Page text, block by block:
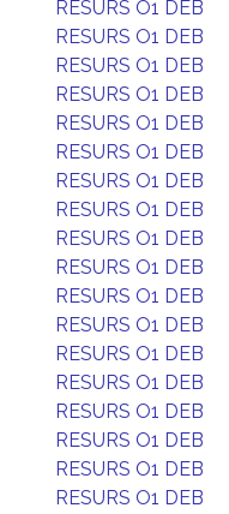
RESURS O1 DEB
RESURS O1 DEB
RESURS O1 DEB
RESURS O1 DEB
RESURS O1 DEB
RESURS O1 DEB
RESURS O1 DEB
RESURS O1 DEB
RESURS O1 DEB
RESURS O1 DEB
RESURS O1 DEB
RESURS O1 DEB
RESURS O1 DEB
RESURS O1 DEB
RESURS O1 DEB
RESURS O1 DEB
RESURS O1 DEB
RESURS O1 DEB